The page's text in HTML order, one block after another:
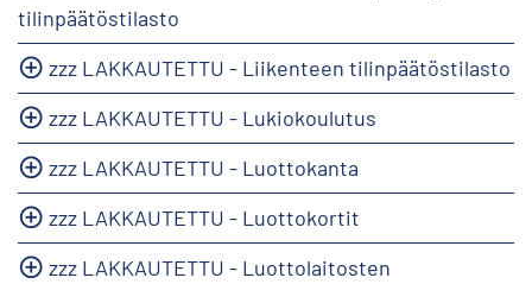
tilinpäätöstilasto
zzz LAKKAUTETTU - Liikenteen tilinpäätöstilasto
zzz LAKKAUTETTU - Lukiokoulutus
zzz LAKKAUTETTU - Luottokanta
zzz LAKKAUTETTU - Luottokortit
zzz LAKKAUTETTU - Luottolaitosten